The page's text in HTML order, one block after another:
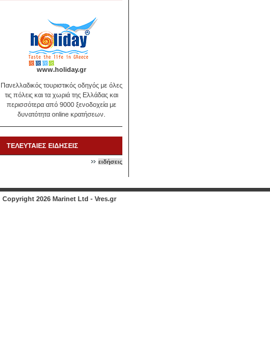
www.holiday.gr
Πανελλαδικός τουριστικός οδηγός με όλες
τις πόλεις και τα χωριά της Ελλάδας και
περισσότερα από 9000 ξενοδοχεία με
δυνατότητα online κρατήσεων.
ΤΕΛΕΥΤΑΙΕΣ ΕΙΔΗΣΕΙΣ
ειδήσεις
Copyright 2026 Marinet Ltd - Vres.gr